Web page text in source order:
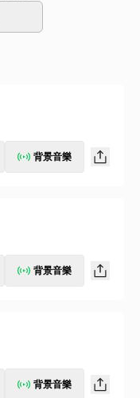
背景音樂
背景音樂
背景音樂